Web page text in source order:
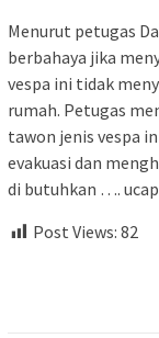
Menurut petugas
berbahaya jika
vespa ini tidak
rumah. Petugas
tawon jenis vespa
evakuasi dan
di butuhkan ….
Post Views: 82